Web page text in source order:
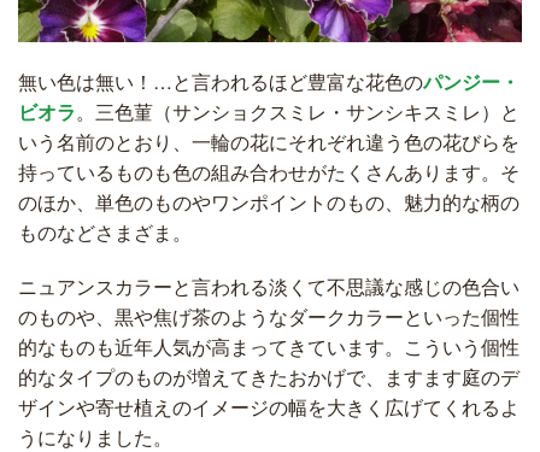
無い色は無い！…と言われるほど豊富な花色のパンジー・
ビオラ。三色菫（サンショクスミレ・サンシキスミレ）と
いう名前のとおり、一輪の花にそれぞれ違う色の花びらを
持っているものも色の組み合わせがたくさんあります。そ
のほか、単色のものやワンポイントのもの、魅力的な柄の
ものなどさまざま。
ニュアンスカラーと言われる淡くて不思議な感じの色合い
のものや、黒や焦げ茶のようなダークカラーといった個性
的なものも近年人気が高まってきています。こういう個性
的なタイプのものが増えてきたおかげで、ますます庭のデ
ザインや寄せ植えのイメージの幅を大きく広げてくれるよ
うになりました。